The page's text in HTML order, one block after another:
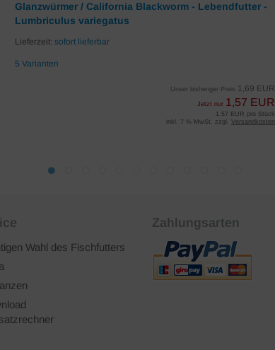
Glanzwürmer / California Blackworm - Lebendfutter -
Lumbriculus variegatus
Lieferzeit: sofort lieferbar
5 Varianten
Unser bisheriger Preis 1,69 EUR
Jetzt nur 1,57 EUR
1,57 EUR pro Stück
inkl. 7 % MwSt. zzgl. Versandkosten
Wahl des Fischfutters
Zahlungsarten